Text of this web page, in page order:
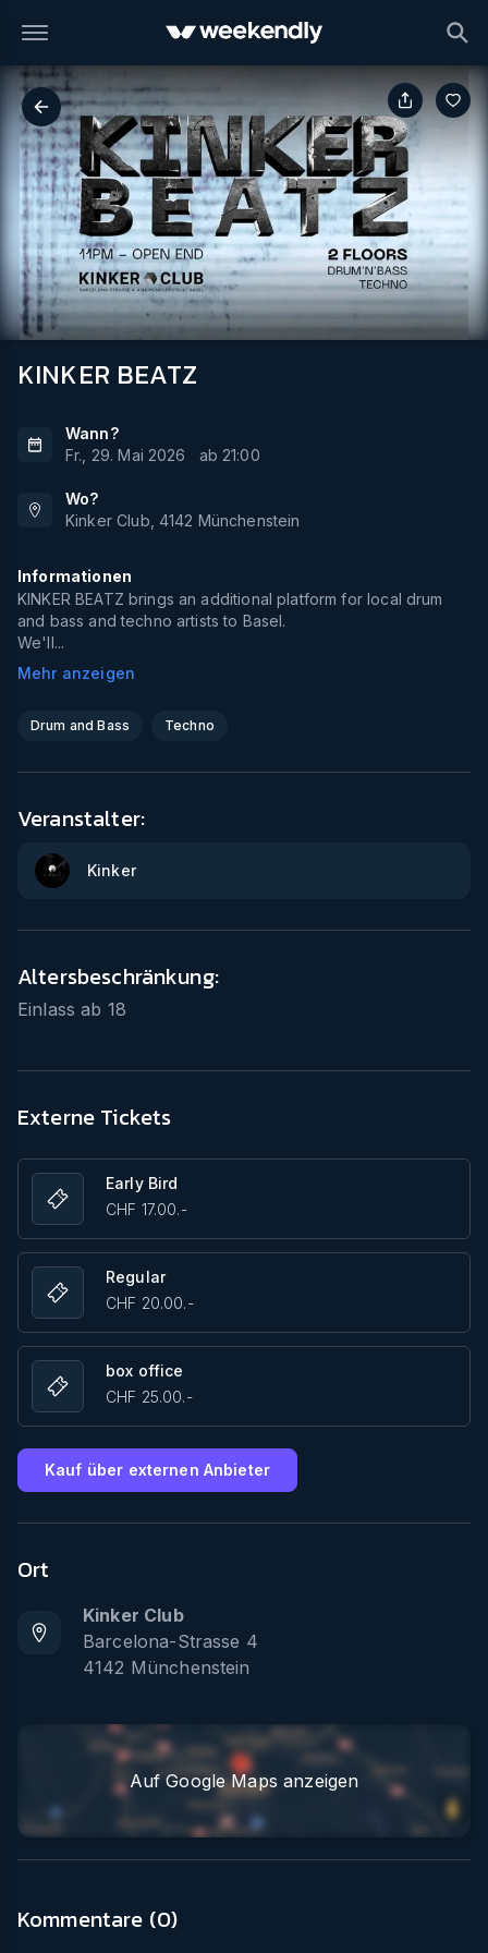
KINKER BEATZ
Wann?
Fr., 29. Mai 2026
ab 21:00
Wo?
Kinker Club 4142 Münchenstein
Informationen
KINKER BEATZ brings an additional platform for local drum
and bass and techno artists to Basel.
We'll...
Mehr anzeigen
Drum and Bass Techno
Veranstalter:
Kinker
Altersbeschränkung:
Einlass ab 18
Externe Tickets
Early Bird
CHF 17.00.-
Regular
CHF 20.00.-
box office
CHF 25.00.-
Kauf über externen Anbieter
Ort
Kinker Club
Barcelona-Strasse 4
4142 Münchenstein
Auf Google Maps anzeigen
Kommentare (0)